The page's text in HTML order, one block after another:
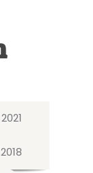
2021
2018